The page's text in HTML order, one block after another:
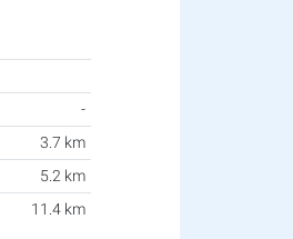
-
3.7 km
5.2 km
11.4 km